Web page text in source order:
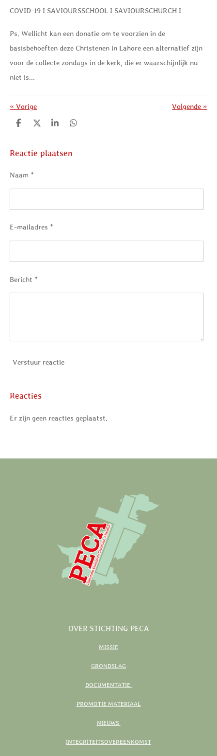
COVID-19 I SAVIOURSSCHOOL I SAVIOURSCHURCH I
Ps. Wellicht kan een donatie om te voorzien in de
basisbehoeften deze Christenen in Lahore een alternatief zijn
voor de collecte zondags in de kerk, die er waarschijnlijk nu
niet is...
« Vorige Volgende »
D
e
D
l
S
r
D
Reactie plaatsen
Naam *
E-mailadres *
Bericht *
Verstuur reactie
Reacties
Er zijn geen reacties geplaatst.
OVER STICHTING PECA
MISSIE
GRONDSLAG
DOCUMENTATIE
PROMOTIE MATERIAAL
NIEUWS
INTEGRITEITSOVEREENKOMST